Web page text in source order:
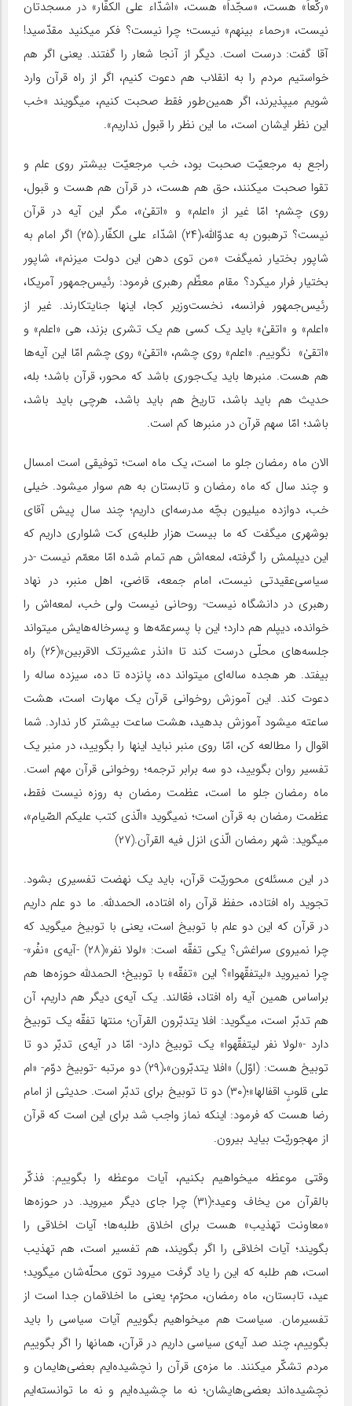
«رکّعاً» هست، «سجّداً» هست، «اشدّاء علی الکفّار» در مسجدتان
نیست، «رحماء بینهم» نیست؛ چرا نیست؟ فکر میکنید مقدّسید!
آقا گفت: درست است. دیگر از آنجا شعار را گفتند. یعنی اگر هم
خواستیم مردم را به انقلاب هم دعوت کنیم، اگر از راه قرآن وارد
شویم میپذیرند، اگر همین‌طور فقط صحبت کنیم، میگویند «خب
این نظر ایشان است، ما این نظر را قبول نداریم».
راجع به مرجعیّت صحبت بود، خب مرجعیّت بیشتر روی علم و
تقوا صحبت میکنند، حق هم هست، در قرآن هم هست و قبول،
روی چشم؛ امّا غیر از «اعلم‌» و «اتقیٰ»‌، مگر این آیه در قرآن
نیست؟ ترهبون به عدوّالله‌،(۲۴) اشدّاء علی الکفّار.(۲۵) اگر امام به
شاپور بختیار نمیگفت «من توی دهن این دولت میزنم»، شاپور
بختیار فرار میکرد؟ مقام معظّم رهبری فرمود: رئیس‌جمهور آمریکا،
رئیس‌جمهور فرانسه، نخست‌وزیر کجا، اینها جنایتکارند. غیر از
«اعلم‌» و «اتقیٰ»‌ باید یک کسی هم یک تشری بزند، هی «اعلم‌» و
«اتقیٰ»‌ ‌ نگوییم. «اعلم‌» روی چشم، «اتقیٰ»‌ روی چشم امّا این آیه‌ها
هم هست. منبرها باید یک‌جوری باشد که محور، قرآن باشد؛ بله،
حدیث هم باید باشد، تاریخ هم باید باشد، هرچی باید باشد،
باشد؛ امّا سهم قرآن در منبرها کم است.
الان ماه رمضان جلو ما است، یک ماه است؛ توفیقی است امسال
و چند سال که ماه رمضان و تابستان به هم سوار میشود. خیلی
خب، دوازده میلیون بچّه مدرسه‌ای داریم؛ چند سال پیش آقای
بوشهری میگفت که ما بیست‌ هزار طلبه‌ی کت شلواری داریم که
این دیپلمش را گرفته، لمعه‌اش هم تمام شده امّا معمّم نیست -در
سیاسی‌عقیدتی نیست، امام جمعه، قاضی، اهل منبر، در نهاد
رهبری در دانشگاه نیست- روحانی نیست ولی خب، لمعه‌اش را
خوانده، دیپلم هم دارد؛ این با پسرعمّه‌ها و پسرخاله‌هایش میتواند
جلسه‌های محلّی درست کند تا «انذر عشیرتک الاقربین‌»(۲۶) راه
بیفتد. هر هجده‌ ساله‌ای میتواند ده، پانزده تا ‌ده، سیزده ساله را
دعوت کند. این آموزش روخوانی قرآن یک مهارت است، هشت
ساعته میشود آموزش بدهید، هشت ساعت بیشتر کار ندارد. شما
اقوال را مطالعه کن، امّا روی منبر نباید اینها را بگویید، در منبر یک
تفسیر روان بگویید، دو سه برابر ترجمه؛ روخوانی قرآن مهم است.
ماه رمضان جلو ما است، عظمت رمضان به روزه نیست فقط،
عظمت رمضان به قرآن است؛ نمیگوید «الّذی کتب علیکم الصّیام»،
میگوید: شهر رمضان الّذی انزل فیه القرآن.(۲۷)
در این مسئله‌ی محوریّت قرآن، باید یک نهضت تفسیری بشود.
تجوید راه افتاده، حفظ قرآن راه افتاده، الحمدلله. ما دو علم داریم
در قرآن که این دو علم با توبیخ است، یعنی با توبیخ میگوید که
چرا نمیروی سراغش؟ یکی تفقّه است: «لولا نفر»(۲۸) -آیه‌ی «نفْر»-
چرا نمیروید «لیتفقّهوا»؟ این «تفقّه» با توبیخ؛ الحمدلله حوزه‌ها هم
براساس همین آیه راه افتاد، فعّالند. یک آیه‌ی دیگر هم داریم، آن
هم تدبّر است، میگوید: افلا یتدبّرون القرآن‌؛ منتها تفقّه یک توبیخ
دارد -«لولا نفر لیتفقّهوا» یک توبیخ دارد- امّا در آیه‌ی تدبّر دو تا
توبیخ هست: (اوّل) «افلا یتدبّرون»،(۲۹) دو مرتبه -توبیخ دوّم- «ام
علی‌ قلوبٍ اقفالها»؛(۳۰) دو تا توبیخ برای تدبّر است. حدیثی از امام
رضا هست که فرمود: اینکه نماز واجب شد برای این است که قرآن
از مهجوریّت بیاید بیرون.
وقتی موعظه میخواهیم بکنیم، آیات موعظه را بگوییم: فذکّر
بالقرآن من یخاف وعید؛(۳۱) چرا جای دیگر میروید. در حوزه‌ها
«معاونت تهذیب» هست برای اخلاق طلبه‌ها؛ آیات اخلاقی را
بگویند؛ آیات اخلاقی را اگر بگویند، هم تفسیر است، هم تهذیب
است، هم طلبه که این را یاد گرفت میرود توی محلّه‌شان میگوید؛
عید، تابستان، ماه رمضان، محرّم؛ یعنی ما اخلاقمان جدا است از
تفسیرمان. سیاست هم میخواهیم بگوییم آیات سیاسی را باید
بگوییم، چند صد آیه‌ی سیاسی داریم در قرآن، همانها را اگر بگوییم
مردم تشکّر میکنند. ما مزه‌ی قرآن را نچشیده‌ایم بعضی‌هایمان و
نچشیده‌اند بعضی‌هایشان؛ نه ما چشیده‌ایم و نه ما توانسته‌ایم